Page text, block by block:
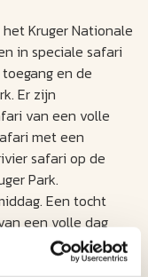
Kruger Nationale
in speciale safari
en de
Er zijn
van een volle
met een
safari op de
Park.
Een tocht
een volle dag
en de
u o.a. gaan naar het